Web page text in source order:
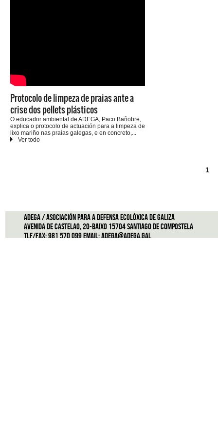
Protocolo de limpeza de praias ante a
crise dos pellets plásticos
O educador ambiental de ADEGA, Paco Bañobre,
explica o protocolo de actuación para a limpeza de
lixo mariño nas praias galegas, e en concreto,
dos pellets plásticos que están chegando ás nosas
1
ADEGA / Asociación para a defensa ecolóxica de Galiza
Avenida de Castelao, 20-Baixo 15704 Santiago de Compostela
Tlf/Fax: 981 570 099 Email:adega@adega.gal